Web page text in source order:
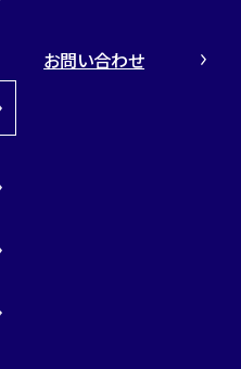
お問い合わせ